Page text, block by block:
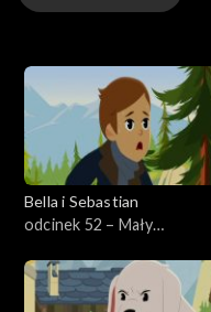
Bella i Sebastian
odcinek 52 – Mały